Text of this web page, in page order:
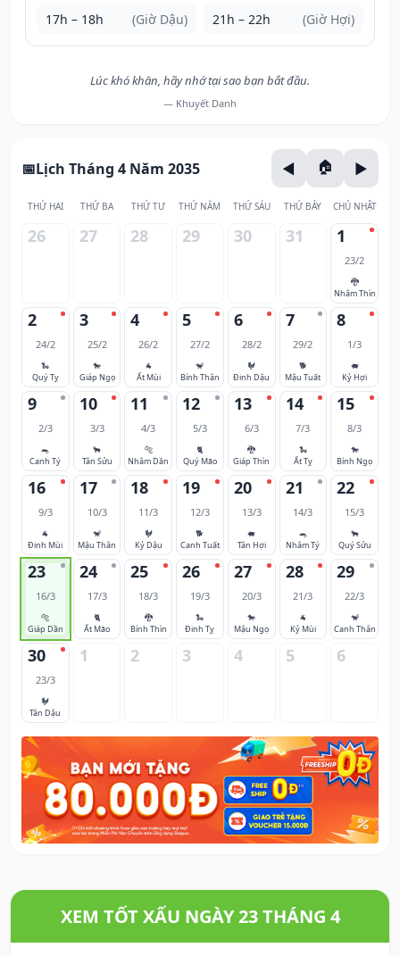
17h – 18h (Giờ Dậu) 21h – 22h (Giờ Hợi)
Lúc khó khăn, hãy nhớ tại sao bạn bắt đầu.
— Khuyết Danh
Lịch Tháng 4 Năm 2035
THỨ HAI THỨ BA THỨ TƯ THỨ NĂM THỨ SÁU THỨ BẢY CHỦ NHẬT
26 27 28 29 30 31 1
23/2
🐉
Nhâm Thìn
2
24/2
🐍
Quý Tỵ
3
25/2
🐎
Giáp Ngọ
4
26/2
🐐
Ất Mùi
5
27/2
🐒
Bính Thân
6
28/2
🐓
Đinh Dậu
7
29/2
🐕
Mậu Tuất
8
1/3
🐖
Kỷ Hợi
9
2/3
🐀
Canh Tý
10
3/3
🐂
Tân Sửu
11
4/3
🐅
Nhâm Dần
12
5/3
🐈
Quý Mão
13
6/3
🐉
Giáp Thìn
14
7/3
🐍
Ất Tỵ
15
8/3
🐎
Bính Ngọ
16
9/3
🐐
Đinh Mùi
17
10/3
🐒
Mậu Thân
18
11/3
🐓
Kỷ Dậu
19
12/3
🐕
Canh Tuất
20
13/3
🐖
Tân Hợi
21
14/3
🐀
Nhâm Tý
22
15/3
🐂
Quý Sửu
23
16/3
🐅
Giáp Dần
24
17/3
🐈
Ất Mão
25
18/3
🐉
Bính Thìn
26
19/3
🐍
Đinh Tỵ
27
20/3
🐎
Mậu Ngọ
28
21/3
🐐
Kỷ Mùi
29
22/3
🐒
Canh Thân
30
23/3
🐓
Tân Dậu
1 2 3 4 5 6
XEM TỐT XẤU NGÀY 23 THÁNG 4